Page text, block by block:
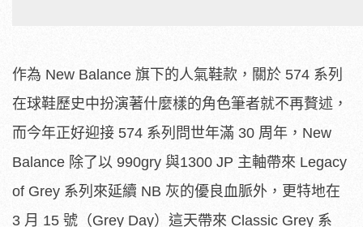
作為 New Balance 旗下的人氣鞋款，關於 574 系列
在球鞋歷史中扮演著什麼樣的角色筆者就不再贅述，
而今年正好迎接 574 系列問世年滿 30 周年，New
Balance 除了以 990gry 與1300 JP 主軸帶來 Legacy
of Grey 系列來延續 NB 灰的優良血脈外，更特地在
3 月 15 號（Grey Day）這天帶來 Classic Grey 系